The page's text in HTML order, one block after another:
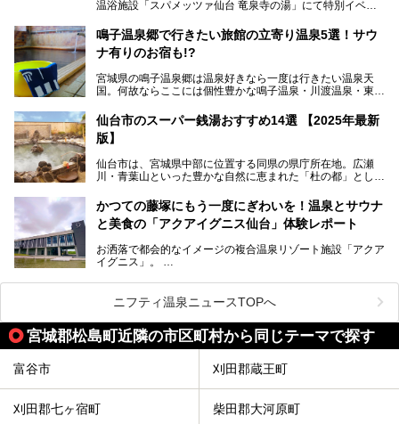
温泉郷の中でも、3本の異なる自家源泉を使い分けるその実
力は折り紙付き。実際に宿泊した筆者が、“温泉”を中心にそ
の全貌を詳細レビューします！
温浴施設「スパメッツァ仙台 竜泉寺の湯」にて特別イベン
「サッポロ 濃い搾りレモンサワー ノンアルコール」を無料
配布します。さらにSNS投稿で「サッポロ 濃い搾りグレフ
ルサワー ノンアルコール」もプレゼント。湯上がりにぴっ
ー
提供元：サッポロビール【PR】
鳴子温泉郷で行きたい旅館の立寄り温泉5選！サウ
ナ有りのお宿も!?
宮城県の鳴子温泉郷は温泉好きなら一度は行きたい温泉天
国。何故ならここには個性豊かな鳴子温泉・川渡温泉・東鳴
硫黄泉、塩化物泉、硫酸塩泉、炭酸水素塩泉などと多様な泉
質がそろっているからです。
の旅館・ホテルも立ち寄り入浴に門戸を開いてくれていま
す。
今回はそんな旅館の中から、おすすめしたい5ヶ所の温泉を
セレクトしてみました。うち3ヶ所はサウナも楽しめます。
仙台市のスーパー銭湯おすすめ14選 【2025年最新
版】
仙台市は、宮城県中部に位置する同県の県庁所在地。広瀬
川・青葉山といった豊かな自然に恵まれた「杜の都」として
人気です。新幹線を使えば都心から1時間30分とアクセスも
よく、気軽に訪れやすい地方都市の1つです。
仙台牛タンなどを堪能するグルメ旅や、スポーツ観戦の遠征
時などに利用しやすい温浴施設がたくさんありますよ。
かつての藤塚にもう一度にぎわいを！温泉とサウナ
と美食の「アクアイグニス仙台」体験レポート
お洒落で都会的なイメージの複合温泉リゾート施設「アクア
イグニス」。
関西空港や吉川美南（埼玉県）に続いて仙台市若林区に202
2年4月にオープンした「アクアイグニス仙台」は、日帰り
温泉の「藤塚の湯」、マルシェ リアン、和食「笠庵」、イ
タリアン「グリーチネ」、ベーカリー「マリアージュ ドゥ
ファリーヌ」、スイーツの「コンフィチュール アッシュ」
と「ル ショコラ ドゥ アッシュ」、そしてカフェ「猿田彦珈
琲」と話題のお店が勢ぞろい！
この「アクアイグニス仙台」の魅力を探りにお出かけしてき
ニフティ温泉ニュースTOPへ
宮城郡松島町近隣の市区町村から同じテーマで探す
富谷市 刈田郡蔵王町
刈田郡七ヶ宿町 柴田郡大河原町